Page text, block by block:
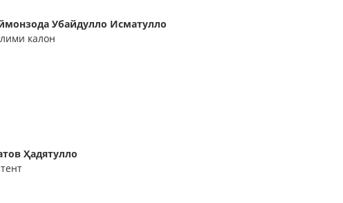
Убайдулло Исматулло
калон
Ҳадятулло